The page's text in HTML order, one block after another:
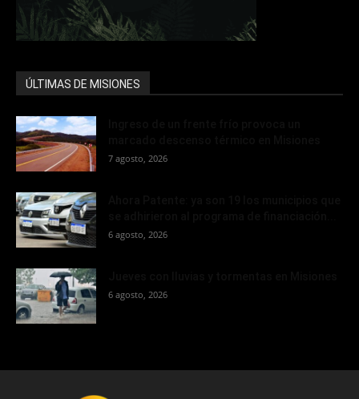
ÚLTIMAS DE MISIONES
7 agosto, 2026
6 agosto, 2026
6 agosto, 2026